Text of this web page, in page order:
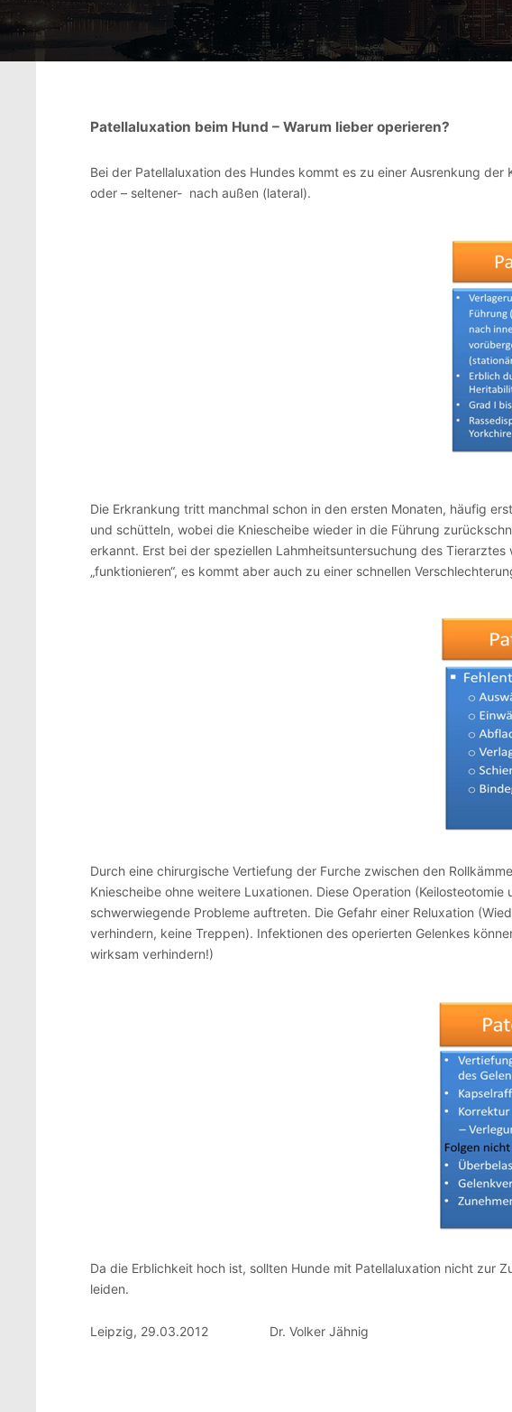
Patellaluxation beim Hund – Warum lieber operieren?
Bei der Patellaluxation des Hundes kommt es zu einer Ausrenkung
oder – seltener- nach außen (lateral).
Die Erkrankung tritt manchmal schon in den ersten Monaten, häufig
und schütteln, wobei die Kniescheibe wieder in die Führung
erkannt. Erst bei der speziellen Lahmheitsuntersuchung des
„funktionieren“, es kommt aber auch zu einer schnellen
Durch eine chirurgische Vertiefung der Furche zwischen den
Kniescheibe ohne weitere Luxationen. Diese Operation
schwerwiegende Probleme auftreten. Die Gefahr einer Reluxation
verhindern, keine Treppen). Infektionen des operierten Gelenkes
wirksam verhindern!)
Da die Erblichkeit hoch ist, sollten Hunde mit Patellaluxation nicht
leiden.
Leipzig, 29.03.2012 Dr. Volker Jähnig